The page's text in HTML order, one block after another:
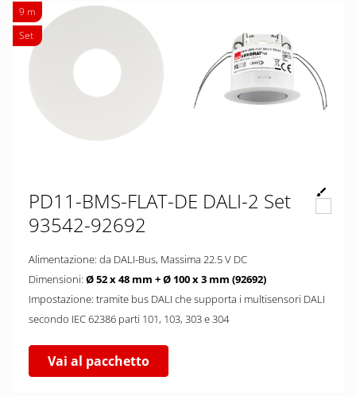
9 m
Set
PD11-BMS-FLAT-DE DALI-2 Set
93542-92692
Alimentazione: da DALI-Bus, Massima 22.5 V DC
Dimensioni: Ø 52 x 48 mm + Ø 100 x 3 mm (92692)
Impostazione: tramite bus DALI che supporta i multisensori DALI
secondo IEC 62386 parti 101, 103, 303 e 304
Vai al pacchetto